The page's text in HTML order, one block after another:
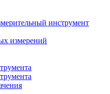
инструмент
измерений